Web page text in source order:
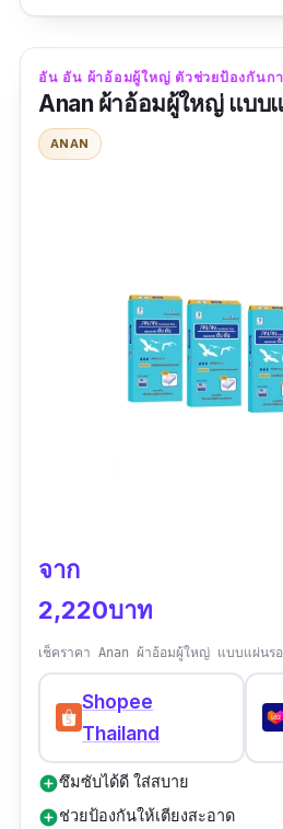
เหินหรือทำกิจกรรมต่าง ๆ เอ
เทคโนโลยีแอนตี้โพลีเมอร์ ล
แบคทีเรีย ยับยั้งการเกิดกลิ่นอั
ฉีกถอดง่าย ไม่เลอะ
รีวิวจากผู้ซื้อ :
อัน อัน ผ้าอ้อมผู้ใหญ่ ตัวช่วยป้องกันก
Anan ผ้าอ้อมผู้ใหญ่ แบบ
ANAN
จาก
2,220บาท
เช็คราคา Anan ผ้าอ้อมผู้ใหญ่ แบบแผ่น
Shopee
Thailand
add_circleซึมซับได้ดี ใส่สบาย
add_circleช่วยป้องกันให้เตียงสะอาด